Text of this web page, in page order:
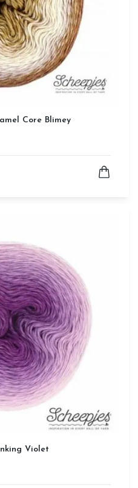
Core Blimey
Violet